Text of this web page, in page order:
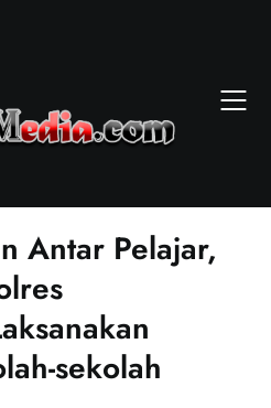
Antar Pelajar,
sekolah